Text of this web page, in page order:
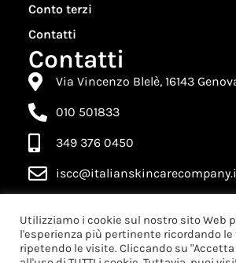
Conto terzi
Contatti
Contatti
Via Vincenzo Blelè, 16143
010 501833
349 376 0450
Utilizziamo i cookie sul nostro sito Web
l'esperienza più pertinente ricordando le
ripetendo le visite. Cliccando su